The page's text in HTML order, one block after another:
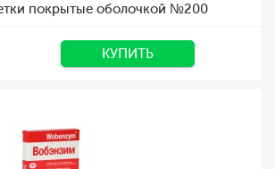
покрытые оболочкой №200
КУПИТЬ